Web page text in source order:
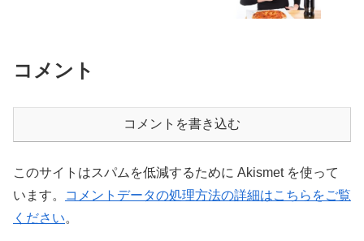
コメント
コメントを書き込む
このサイトはスパムを低減するために Akismet を使って
います。
コメントデータの処理方法の詳細はこちらをご覧
ください。